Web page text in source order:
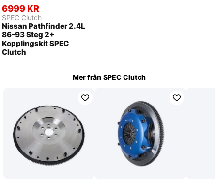
6999 KR
SPEC Clutch
Nissan Pathfinder 2.4L
86-93 Steg 2+
Kopplingskit SPEC
Clutch
Mer från SPEC Clutch